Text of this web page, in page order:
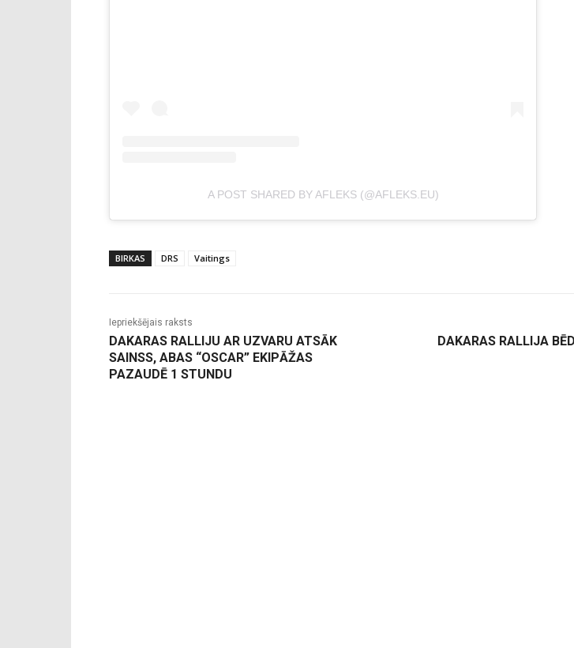
A POST SHARED BY AFLEKS (@AFLEKS.EU)
BIRKAS DRS Vaitings
Iepriekšējais raksts
DAKARAS RALLIJU AR UZVARU ATSĀK
SAINSS, ABAS “OSCAR” EKIPĀŽAS
PAZAUDĒ 1 STUNDU
DAKARAS RALLIJA